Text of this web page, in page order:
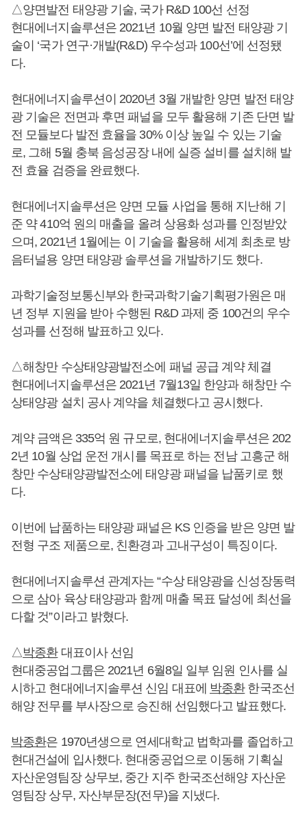
△양면발전 태양광 기술, 국가 R&D 100선 선정
현대에너지솔루션은 2021년 10월 양면 발전 태양광 기
술이 ‘국가 연구·개발(R&D) 우수성과 100선’에 선정됐
다.
현대에너지솔루션이 2020년 3월 개발한 양면 발전 태양
광 기술은 전면과 후면 패널을 모두 활용해 기존 단면 발
전 모듈보다 발전 효율을 30% 이상 높일 수 있는 기술
로, 그해 5월 충북 음성공장 내에 실증 설비를 설치해 발
전 효율 검증을 완료했다.
현대에너지솔루션은 양면 모듈 사업을 통해 지난해 기
준 약 410억 원의 매출을 올려 상용화 성과를 인정받았
으며, 2021년 1월에는 이 기술을 활용해 세계 최초로 방
음터널용 양면 태양광 솔루션을 개발하기도 했다.
과학기술정보통신부와 한국과학기술기획평가원은 매
년 정부 지원을 받아 수행된 R&D 과제 중 100건의 우수
성과를 선정해 발표하고 있다.
△해창만 수상태양광발전소에 패널 공급 계약 체결
현대에너지솔루션은 2021년 7월13일 한양과 해창만 수
상태양광 설치 공사 계약을 체결했다고 공시했다.
계약 금액은 335억 원 규모로, 현대에너지솔루션은 202
2년 10월 상업 운전 개시를 목표로 하는 전남 고흥군 해
창만 수상태양광발전소에 태양광 패널을 납품키로 했
다.
이번에 납품하는 태양광 패널은 KS 인증을 받은 양면 발
전형 구조 제품으로, 친환경과 고내구성이 특징이다.
현대에너지솔루션 관계자는 “수상 태양광을 신성장동력
으로 삼아 육상 태양광과 함께 매출 목표 달성에 최선을
다할 것”이라고 밝혔다.
△박종환대표이사 선임
현대중공업그룹은 2021년 6월8일 일부 임원 인사를 실
시하고 현대에너지솔루션 신임 대표에 박종환한국조선
해양 전무를 부사장으로 승진해 선임했다고 발표했다.
박종환은 1970년생으로 연세대학교 법학과를 졸업하고
현대건설에 입사했다. 현대중공업으로 이동해 기획실
자산운영팀장 상무보, 중간 지주 한국조선해양 자산운
영팀장 상무, 자산부문장(전무)을 지냈다.